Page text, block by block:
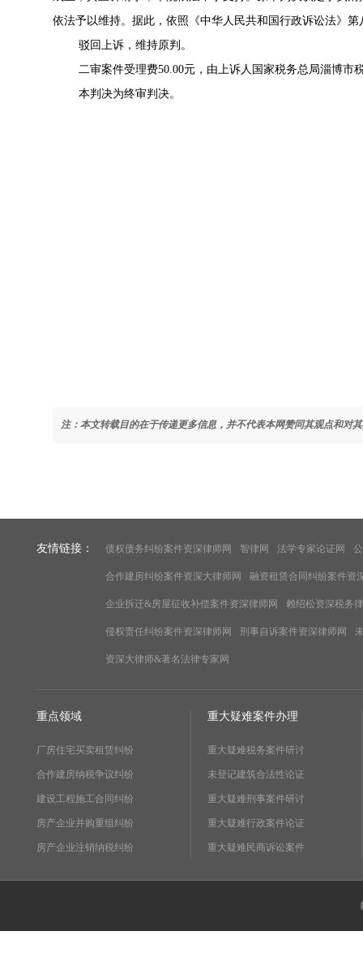
依法予以维持。据此，依照《中华人民共和国行政诉讼法》
驳回上诉，维持原判。
二审案件受理费50.00元，由上诉人国家税务总局淄博市
本判决为终审判决。
注：本文转载目的在于传递更多信息，并不代表本网赞同其观点和对
友情链接： 债权债务纠纷案件资深律师网 智律网 法学专家论证网
合作建房纠纷案件资深大律师网 融资租赁合同纠纷案件资
企业拆迁&房屋征收补偿案件资深律师网 赖绍松资深税务
侵权责任纠纷案件资深律师网 刑事自诉案件资深律师网
资深大律师&著名法律专家网
重点领域
厂房住宅买卖租赁纠纷
合作建房纳税争议纠纷
建设工程施工合同纠纷
房产企业并购重组纠纷
房产企业注销纳税纠纷
重大疑难案件办理
重大疑难税务案件研讨
未登记建筑合法性论证
重大疑难刑事案件研讨
重大疑难行政案件论证
重大疑难民商诉讼案件